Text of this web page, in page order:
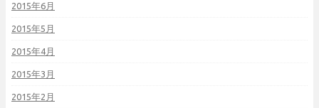
2015年6月
2015年5月
2015年4月
2015年3月
2015年2月